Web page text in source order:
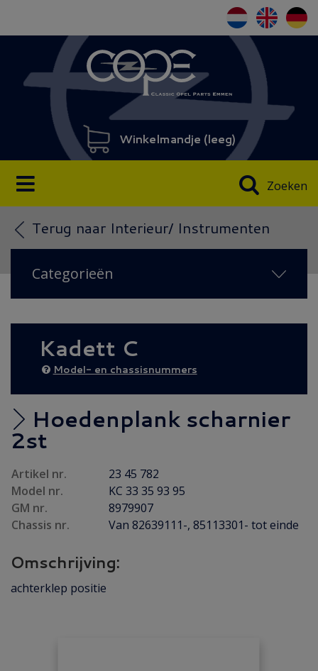
Winkelmandje (leeg)
Zoeken
Terug naar Interieur/ Instrumenten
Categorieën
AANBIEDING(3)
Achteras (18)
Bumper/ Spoiler/ Spiegel
Carrosserie
Carrosserie plaatwerk (7)
Emblemen/ Sierlijsten(39)
Folders/ Boeken/ Modellen(10)
Gebruikt
Interieur/ Instrumenten
Koeling/ Verwarming
Kadett C
Model- en chassisnummers
Hoedenplank scharnier
2st
Artikel nr.
23 45 782
Model nr.
KC 33 35 93 95
GM nr.
8979907
Chassis nr.
Van 82639111-, 85113301- tot einde
Omschrijving:
achterklep positie